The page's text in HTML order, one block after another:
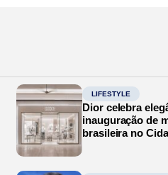
LIFESTYLE
Dior celebra
inauguração de
brasileira no